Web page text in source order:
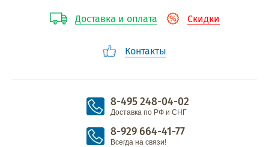
Доставка и оплата Скидки
Контакты
8-495 248-04-02
Доставка по РФ и СНГ
8-929 664-41-77
Всегда на связи!